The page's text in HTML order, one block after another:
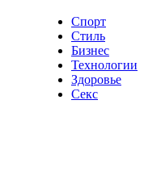
Спорт
Стиль
Бизнес
Технологии
Здоровье
Секс